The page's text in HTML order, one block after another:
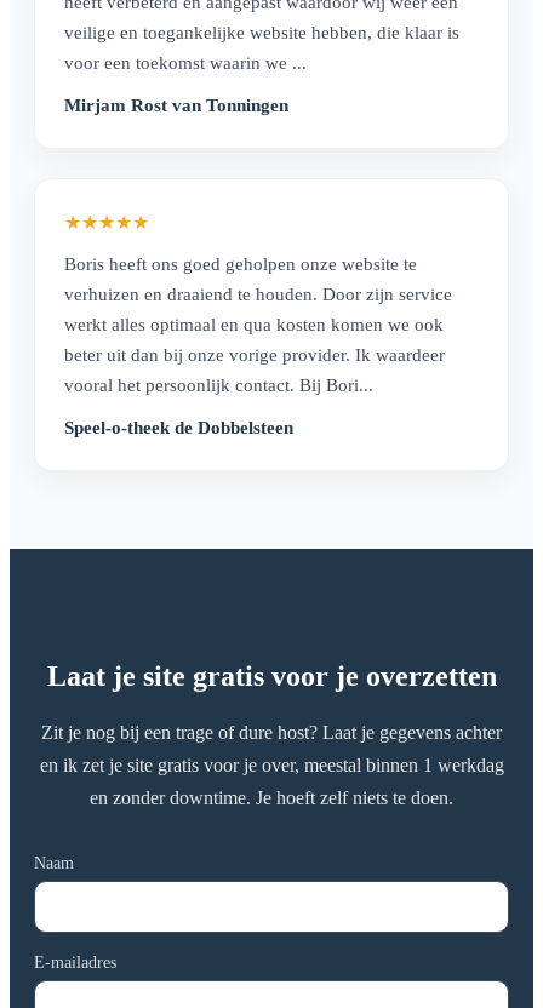
veilige en toegankelijke website hebben, die klaar is
voor een toekomst waarin we ...
Mirjam Rost van Tonningen
★★★★★
Boris heeft ons goed geholpen onze website te
verhuizen en draaiend te houden. Door zijn service
werkt alles optimaal en qua kosten komen we ook
beter uit dan bij onze vorige provider. Ik waardeer
vooral het persoonlijk contact. Bij Bori...
Speel-o-theek de Dobbelsteen
Laat je site gratis voor je overzetten
Zit je nog bij een trage of dure host? Laat je gegevens achter
en ik zet je site gratis voor je over, meestal binnen 1 werkdag
en zonder downtime. Je hoeft zelf niets te doen.
Naam
E-mailadres